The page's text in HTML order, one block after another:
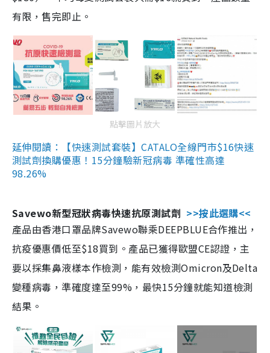
有限，售完即止。
點擊圖片放大
延伸閱讀：【快速測試套裝】CATALO全線門市$16快速
測試劑換購優惠！15分鐘驗新冠病毒 準確性高達
98.26%
Savewo新型冠狀病毒快速抗原測試劑 >>按此選購<<
產品由香港口罩品牌Savewo聯乘DEEPBLUE合作推出，
抗疫優惠價低至$18買到。產品已獲得歐盟CE認證，主
要以採集鼻液樣本作檢測，能有效檢測Omicron及Delta
變種病毒，準確度達至99%，最快15分鐘就能知道檢測
結果。